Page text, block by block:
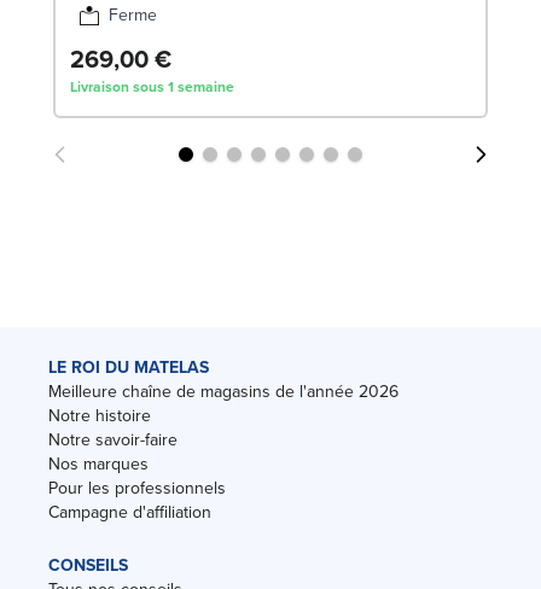
Ferme
269,00 €
Livraison sous 1 semaine
LE ROI DU MATELAS
Meilleure chaîne de magasins de l'année 2026
Notre histoire
Notre savoir-faire
Nos marques
Pour les professionnels
Campagne d'affiliation
CONSEILS